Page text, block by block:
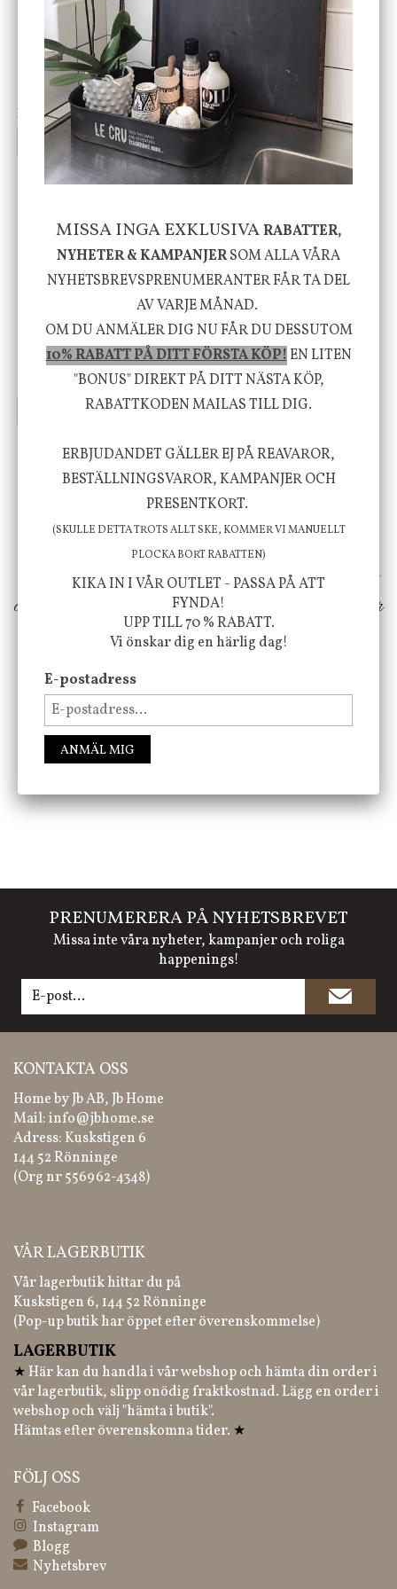
DBKD
Cloudy kruka mini, vit
199 kr
INFO KÖP
Star Trading
Bordslampa Mushroom
vit, Utomhus
499 kr
KÖP
Skål, Hands marmor
795 kr
KÖP
Serveringsfat, Ostron,
Stengods
415 kr
INFO KÖP
Vi vill förmedla känsla, upplevelse och
välbefinnande för dig och ditt hem! Med
inspiration från naturen och dess färgpalett
erbjuder vi omsorgsfullt utvalda produkter som
ökar trivsel i ditt hem och ger det lilla extra för
att öka ditt välmående!
FÖLJ OSS PÅ INSTAGRAM @JBHOME
PRENUMERERA PÅ NYHETSBREVET
Missa inte våra nyheter, kampanjer och roliga
happenings!
KONTAKTA OSS
Home by Jb AB, Jb Home
Mail:info@jbhome.se
Adress: Kuskstigen 6
144 52 Rönninge
(Org nr 556962-4348)
VÅR LAGERBUTIK
Vår lagerbutik hittar du på
Kuskstigen 6, 144 52 Rönninge
(Pop-up butik har öppet efter överenskommelse)
LAGERBUTIK
★ Här kan du handla i vår webshop och hämta din order i
vår lagerbutik, slipp onödig fraktkostnad. Lägg en order i
webshop och välj "hämta i butik".
Hämtas efter överenskomna tider. ★
FÖLJ OSS
Facebook
Instagram
Blogg
Nyhetsbrev
MISSA INGA EXKLUSIVARABATTER,
NYHETER & KAMPANJERSOM ALLA VÅRA
NYHETSBREVSPRENUMERANTER FÅR TA DEL
AV VARJE MÅNAD.
OM DU ANMÄLER DIG NU FÅR DU DESSUTOM
10% RABATT PÅ DITT FÖRSTA KÖP!EN LITEN
"BONUS" DIREKT PÅ DITT NÄSTA KÖP,
RABATTKODEN MAILAS TILL DIG.
ERBJUDANDET GÄLLER EJ PÅ REAVAROR,
BESTÄLLNINGSVAROR, KAMPANJER OCH
PRESENTKORT.
(SKULLE DETTA TROTS ALLT SKE, KOMMER VI MANUELLT
PLOCKA BORT RABATTEN)
KIKA IN I VÅR OUTLET - PASSA PÅ ATT
FYNDA!
UPP TILL 70 % RABATT.
Vi önskar dig en härlig dag!
E-postadress
ANMÄL MIG